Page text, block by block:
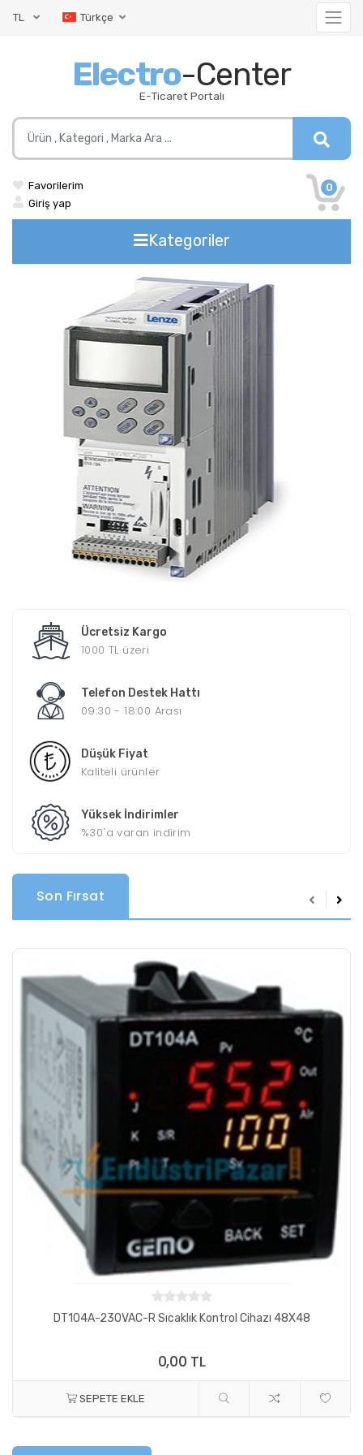
TL Türkçe
Electro-Center
E-Ticaret Portalı
0
Favorilerim
Giriş yap
Kategoriler
Ücretsiz Kargo
1000 TL üzeri
Telefon Destek Hattı
09:30 - 18:00 Arası
Düşük Fiyat
Kaliteli ürünler
Yüksek İndirimler
%30'a varan indirim
Son Fırsat
DT104A-230VAC-R Sıcaklık Kontrol Cihazı 48X48
0,00 TL
SEPETE EKLE